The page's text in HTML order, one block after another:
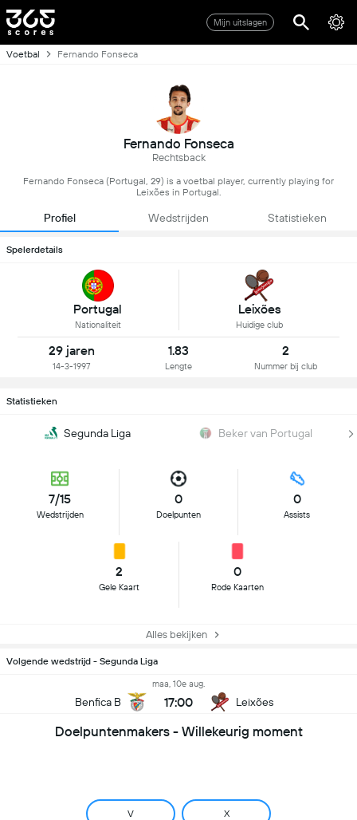
Mijn uitslagen
Voetbal Fernando Fonseca
Fernando Fonseca
Rechtsback
Fernando Fonseca (Portugal, 29) is a voetbal player, currently playing for
Leixões in Portugal.
Profiel Wedstrijden Statistieken
Spelerdetails
Portugal
Nationaliteit
Leixões
Huidige club
29 jaren
14-3-1997
1.83
Lengte
2
Nummer bij club
Statistieken
Segunda Liga Beker van Portugal
7/15
Wedstrijden
0
Doelpunten
0
Assists
2
Gele Kaart
0
Rode Kaarten
Alles bekijken
Volgende wedstrijd - Segunda Liga
Benfica B
maa, 10e aug.
17:00 Leixões
Doelpuntenmakers - Willekeurig moment
V X